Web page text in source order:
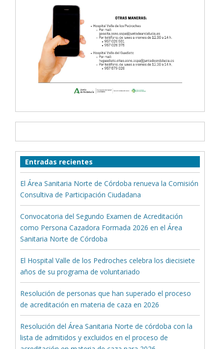
Entradas recientes
El Área Sanitaria Norte de Córdoba renueva la Comisión
Consultiva de Participación Ciudadana
Convocatoria del Segundo Examen de Acreditación
como Persona Cazadora Formada 2026 en el Área
Sanitaria Norte de Córdoba
El Hospital Valle de los Pedroches celebra los diecisiete
años de su programa de voluntariado
Resolución de personas que han superado el proceso
de acreditación en materia de caza en 2026
Resolución del Área Sanitaria Norte de córdoba con la
lista de admitidos y excluidos en el proceso de